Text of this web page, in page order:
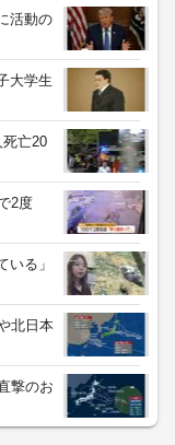
活動の
大学生
亡20
2度
いる」
北日本
撃のお